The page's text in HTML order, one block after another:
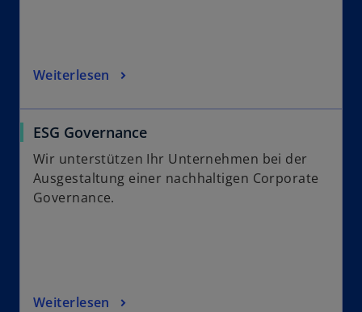
Weiterlesen
ESG Governance
Wir unterstützen Ihr Unternehmen bei der
Ausgestaltung einer nachhaltigen Corporate
Governance.
Weiterlesen